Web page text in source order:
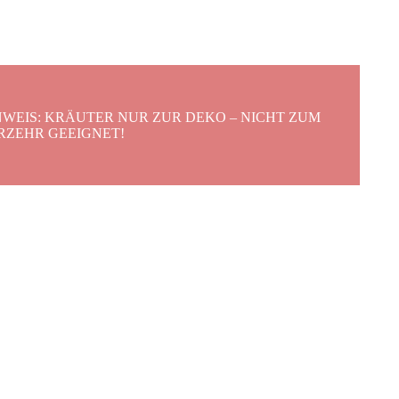
KRÄUTER NUR ZUR DEKO – NICHT ZUM
GEEIGNET!